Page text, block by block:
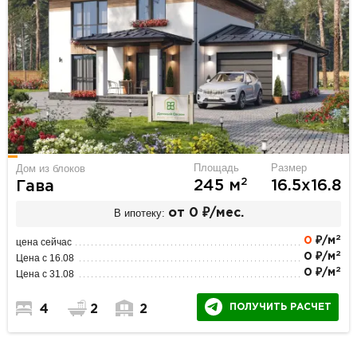
Дом из блоков
Гава
Площадь
245 м2
Размер
16.5х16.8
В ипотеку: от 0 ₽/мес.
цена сейчас 0 ₽/м 2
Цена с 16.08 0 ₽/м 2
Цена с 31.08 0 ₽/м 2
4 2 2 ПОЛУЧИТЬ РАСЧЕТ